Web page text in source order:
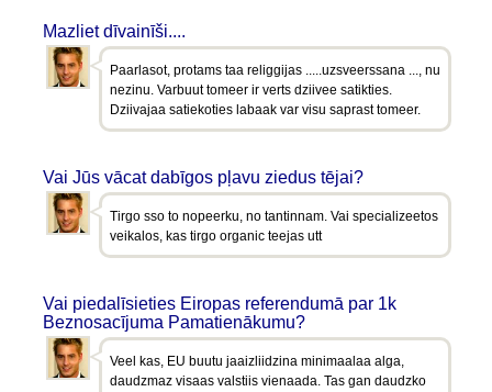
Mazliet dīvainīši....
Paarlasot, protams taa religgijas .....uzsveerssana ..., nu
nezinu. Varbuut tomeer ir verts dziivee satikties.
Dziivajaa satiekoties labaak var visu saprast tomeer.
Vai Jūs vācat dabīgos pļavu ziedus tējai?
Tirgo sso to nopeerku, no tantinnam. Vai specializeetos
veikalos, kas tirgo organic teejas utt
Vai piedalīsieties Eiropas referendumā par 1k
Beznosacījuma Pamatienākumu?
Veel kas, EU buutu jaaizliidzina minimaalaa alga,
daudzmaz visaas valstiis vienaada. Tas gan daudzko